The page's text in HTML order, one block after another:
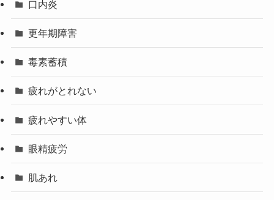
口内炎
更年期障害
毒素蓄積
疲れがとれない
疲れやすい体
眼精疲労
肌あれ